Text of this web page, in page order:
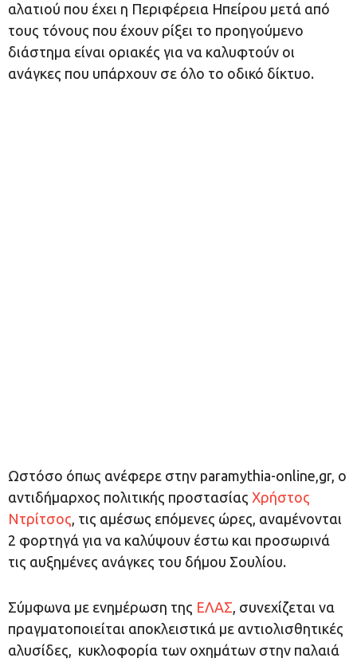
αλατιού που έχει η Περιφέρεια Ηπείρου μετά από
τους τόνους που έχουν ρίξει το προηγούμενο
διάστημα είναι οριακές για να καλυφτούν οι
ανάγκες που υπάρχουν σε όλο το οδικό δίκτυο.
Ωστόσο όπως ανέφερε στην paramythia-online,gr, ο
αντιδήμαρχος πολιτικής προστασίας Χρήστος
Ντρίτσος, τις αμέσως επόμενες ώρες, αναμένονται
2 φορτηγά για να καλύψουν έστω και προσωρινά
τις αυξημένες ανάγκες του δήμου Σουλίου.
Σύμφωνα με ενημέρωση της ΕΛΑΣ, συνεχίζεται να
πραγματοποιείται αποκλειστικά με αντιολισθητικές
αλυσίδες, κυκλοφορία των οχημάτων στην παλαιά